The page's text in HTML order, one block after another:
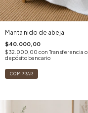
Manta nido de abeja
$40.000,00
$32.000,00 con Transferencia o
depósito bancario
COMPRAR